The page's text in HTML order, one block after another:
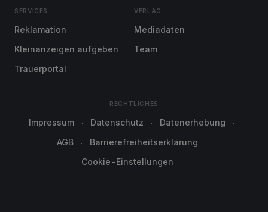
SERVICES
Reklamation
Kleinanzeigen aufgeben
Trauerportal
VERLAG
Mediadaten
Team
RECHTLICHES
Impressum Datenschutz
Datenerhebung
AGB
Barrierefreiheitserklärung
Cookie-Einstellungen